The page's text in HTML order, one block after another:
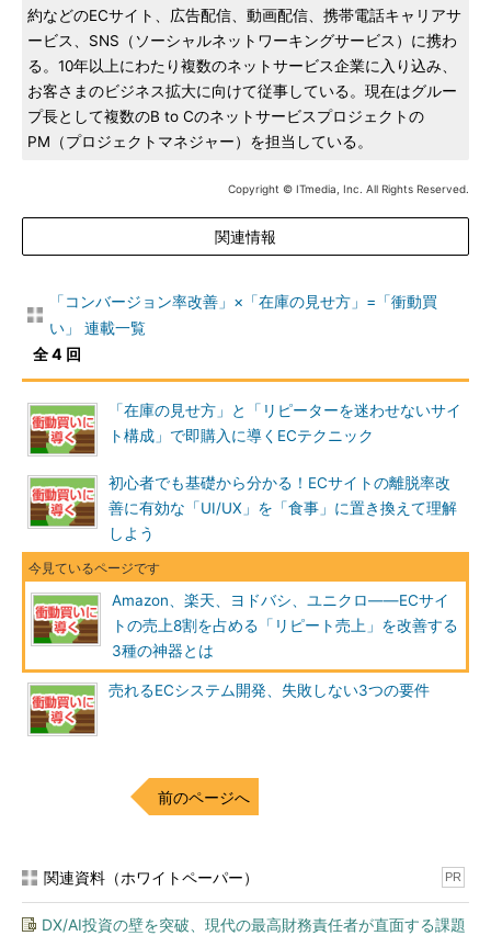
約などのECサイト、広告配信、動画配信、携帯電話キャリアサ
ービス、SNS（ソーシャルネットワーキングサービス）に携わ
る。10年以上にわたり複数のネットサービス企業に入り込み、
お客さまのビジネス拡大に向けて従事している。現在はグルー
プ長として複数のB to Cのネットサービスプロジェクトの
PM（プロジェクトマネジャー）を担当している。
Copyright © ITmedia, Inc. All Rights Reserved.
関連情報
「コンバージョン率改善」×「在庫の見せ方」=「衝動買
い」 連載一覧
全 4 回
「在庫の見せ方」と「リピーターを迷わせないサイ
ト構成」で即購入に導くECテクニック
初心者でも基礎から分かる！ECサイトの離脱率改
善に有効な「UI/UX」を「食事」に置き換えて理解
しよう
Amazon、楽天、ヨドバシ、ユニクロ――ECサイ
トの売上8割を占める「リピート売上」を改善する
3種の神器とは
売れるECシステム開発、失敗しない3つの要件
前のページへ
関連資料（ホワイトペーパー） PR
DX/AI投資の壁を突破、現代の最高財務責任者が直面する課題